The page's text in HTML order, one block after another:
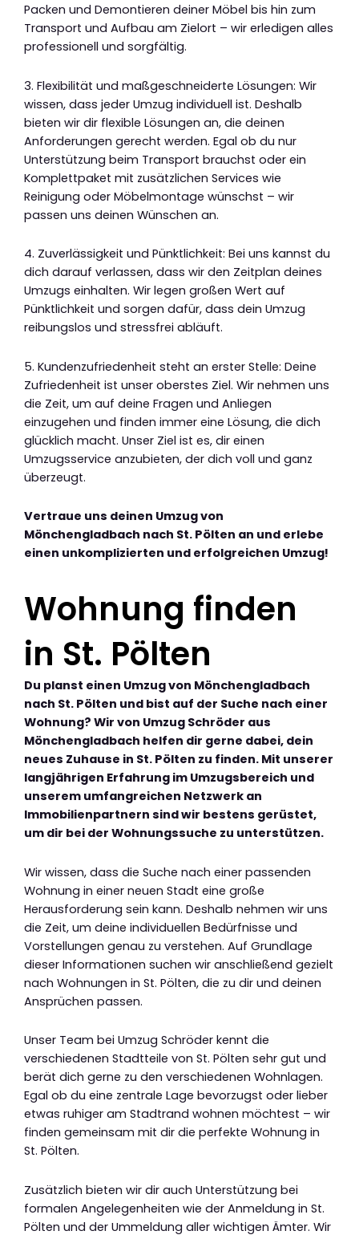
Packen und Demontieren deiner Möbel bis hin zum
Transport und Aufbau am Zielort – wir erledigen alles
professionell und sorgfältig.
3. Flexibilität und maßgeschneiderte Lösungen: Wir
wissen, dass jeder Umzug individuell ist. Deshalb
bieten wir dir flexible Lösungen an, die deinen
Anforderungen gerecht werden. Egal ob du nur
Unterstützung beim Transport brauchst oder ein
Komplettpaket mit zusätzlichen Services wie
Reinigung oder Möbelmontage wünschst – wir
passen uns deinen Wünschen an.
4. Zuverlässigkeit und Pünktlichkeit: Bei uns kannst du
dich darauf verlassen, dass wir den Zeitplan deines
Umzugs einhalten. Wir legen großen Wert auf
Pünktlichkeit und sorgen dafür, dass dein Umzug
reibungslos und stressfrei abläuft.
5. Kundenzufriedenheit steht an erster Stelle: Deine
Zufriedenheit ist unser oberstes Ziel. Wir nehmen uns
die Zeit, um auf deine Fragen und Anliegen
einzugehen und finden immer eine Lösung, die dich
glücklich macht. Unser Ziel ist es, dir einen
Umzugsservice anzubieten, der dich voll und ganz
überzeugt.
Vertraue uns deinen Umzug von
Mönchengladbach nach St. Pölten an und erlebe
einen unkomplizierten und erfolgreichen Umzug!
Wohnung finden
in St. Pölten
Du planst einen Umzug von Mönchengladbach
nach St. Pölten und bist auf der Suche nach einer
Wohnung? Wir von Umzug Schröder aus
Mönchengladbach helfen dir gerne dabei, dein
neues Zuhause in St. Pölten zu finden. Mit unserer
langjährigen Erfahrung im Umzugsbereich und
unserem umfangreichen Netzwerk an
Immobilienpartnern sind wir bestens gerüstet,
um dir bei der Wohnungssuche zu unterstützen.
Wir wissen, dass die Suche nach einer passenden
Wohnung in einer neuen Stadt eine große
Herausforderung sein kann. Deshalb nehmen wir uns
die Zeit, um deine individuellen Bedürfnisse und
Vorstellungen genau zu verstehen. Auf Grundlage
dieser Informationen suchen wir anschließend gezielt
nach Wohnungen in St. Pölten, die zu dir und deinen
Ansprüchen passen.
Unser Team bei Umzug Schröder kennt die
verschiedenen Stadtteile von St. Pölten sehr gut und
berät dich gerne zu den verschiedenen Wohnlagen.
Egal ob du eine zentrale Lage bevorzugst oder lieber
etwas ruhiger am Stadtrand wohnen möchtest – wir
finden gemeinsam mit dir die perfekte Wohnung in
St. Pölten.
Zusätzlich bieten wir dir auch Unterstützung bei
formalen Angelegenheiten wie der Anmeldung in St.
Pölten und der Ummeldung aller wichtigen Ämter. Wir